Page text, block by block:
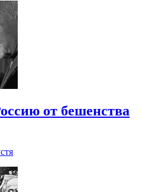
от бешенства